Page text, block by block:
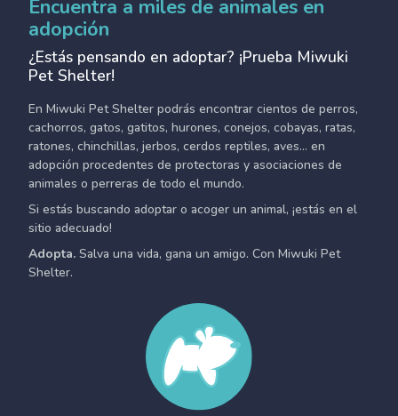
Encuentra a miles de animales en
adopción
¿Estás pensando en adoptar? ¡Prueba Miwuki
Pet Shelter!
En Miwuki Pet Shelter podrás encontrar cientos de perros,
cachorros, gatos, gatitos, hurones, conejos, cobayas, ratas,
ratones, chinchillas, jerbos, cerdos reptiles, aves... en
adopción procedentes de protectoras y asociaciones de
animales o perreras de todo el mundo.
Si estás buscando adoptar o acoger un animal, ¡estás en el
sitio adecuado!
Adopta. Salva una vida, gana un amigo. Con Miwuki Pet
Shelter.